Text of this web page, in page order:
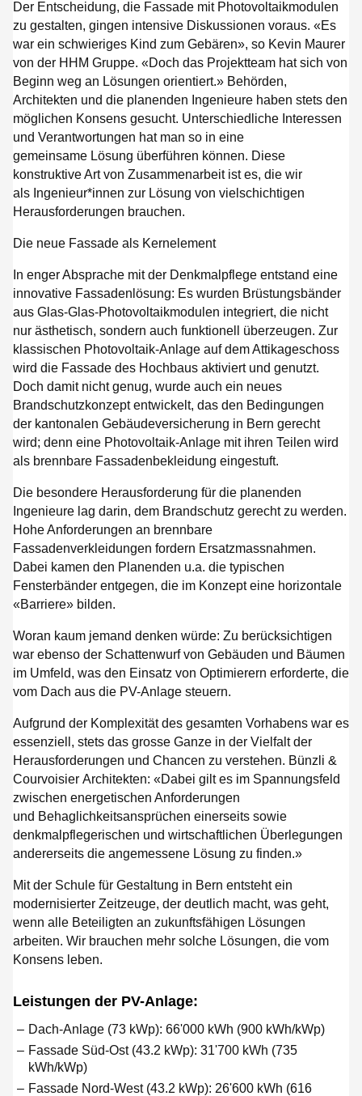
Der Entscheidung, die Fassade mit Photovoltaikmodulen
zu gestalten, gingen intensive Diskussionen voraus. «Es
war ein schwieriges Kind zum Gebären», so Kevin Maurer
von der HHM Gruppe. «Doch das Projektteam hat sich von
Beginn weg an Lösungen orientiert.» Behörden,
Architekten und die planenden Ingenieure haben stets den
möglichen Konsens gesucht. Unterschiedliche Interessen
und Verantwortungen hat man so in eine
gemeinsame Lösung überführen können. Diese
konstruktive Art von Zusammenarbeit ist es, die wir
als Ingenieur*innen zur Lösung von vielschichtigen
Herausforderungen brauchen.
Die neue Fassade als Kernelement
In enger Absprache mit der Denkmalpflege entstand eine
innovative Fassadenlösung: Es wurden Brüstungsbänder
aus Glas-Glas-Photovoltaikmodulen integriert, die nicht
nur ästhetisch, sondern auch funktionell überzeugen. Zur
klassischen Photovoltaik-Anlage auf dem Attikageschoss
wird die Fassade des Hochbaus aktiviert und genutzt.
Doch damit nicht genug, wurde auch ein neues
Brandschutzkonzept entwickelt, das den Bedingungen
der kantonalen Gebäudeversicherung in Bern gerecht
wird; denn eine Photovoltaik-Anlage mit ihren Teilen wird
als brennbare Fassadenbekleidung eingestuft.
Die besondere Herausforderung für die planenden
Ingenieure lag darin, dem Brandschutz gerecht zu werden.
Hohe Anforderungen an brennbare
Fassadenverkleidungen fordern Ersatzmassnahmen.
Dabei kamen den Planenden u.a. die typischen
Fensterbänder entgegen, die im Konzept eine horizontale
«Barriere» bilden.
Woran kaum jemand denken würde: Zu berücksichtigen
war ebenso der Schattenwurf von Gebäuden und Bäumen
im Umfeld, was den Einsatz von Optimierern erforderte, die
vom Dach aus die PV-Anlage steuern.
Aufgrund der Komplexität des gesamten Vorhabens war es
essenziell, stets das grosse Ganze in der Vielfalt der
Herausforderungen und Chancen zu verstehen. Bünzli &
Courvoisier Architekten: «Dabei gilt es im Spannungsfeld
zwischen energetischen Anforderungen
und Behaglichkeitsansprüchen einerseits sowie
denkmalpflegerischen und wirtschaftlichen Überlegungen
andererseits die angemessene Lösung zu finden.»
Mit der Schule für Gestaltung in Bern entsteht ein
modernisierter Zeitzeuge, der deutlich macht, was geht,
wenn alle Beteiligten an zukunftsfähigen Lösungen
arbeiten. Wir brauchen mehr solche Lösungen, die vom
Konsens leben.
Leistungen der PV-Anlage:
Dach-Anlage (73 kWp): 66'000 kWh (900 kWh/kWp)
Fassade Süd-Ost (43.2 kWp): 31'700 kWh (735
kWh/kWp)
Fassade Nord-West (43.2 kWp): 26'600 kWh (616